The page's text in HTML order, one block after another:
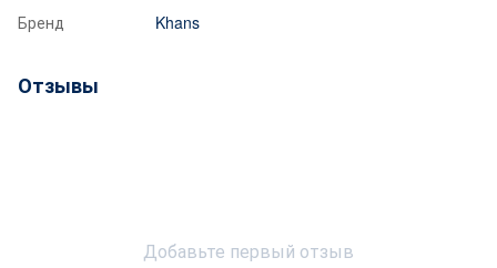
Бренд
Khans
Отзывы
Добавьте первый отзыв